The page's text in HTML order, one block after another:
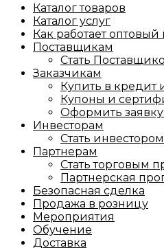
Каталог товаров
Каталог услуг
Как работает
Поставщикам
Стать
Заказчикам
Купить в кредит
Купоны и
Оформить
Инвесторам
Стать инвестором
Партнерам
Стать торговым
Партнерская
Безопасная сделка
Продажа в розницу
Мероприятия
Обучение
Доставка